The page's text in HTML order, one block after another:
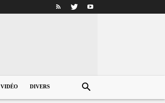
VIDÉO DIVERS